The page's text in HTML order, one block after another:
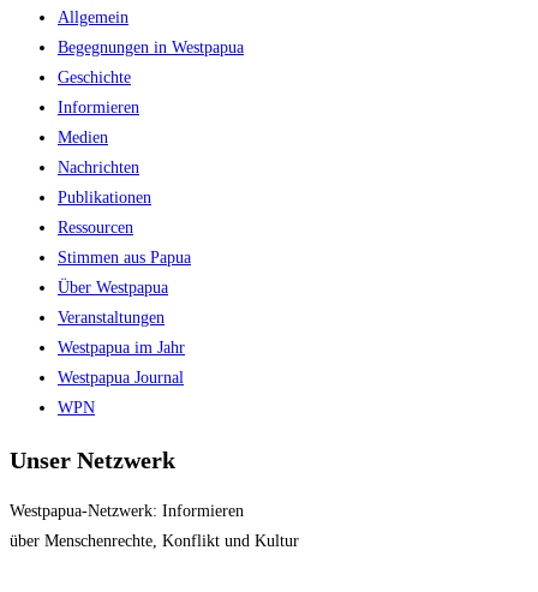
the
Allgemein
Begegnungen in Westpapua
Geschichte
Informieren
Medien
Nachrichten
Publikationen
Ressourcen
Stimmen aus Papua
Über Westpapua
Veranstaltungen
Westpapua im Jahr
Westpapua Journal
WPN
Unser Netzwerk
Westpapua-Netzwerk: Informieren
über Menschenrechte, Konflikt und Kultur